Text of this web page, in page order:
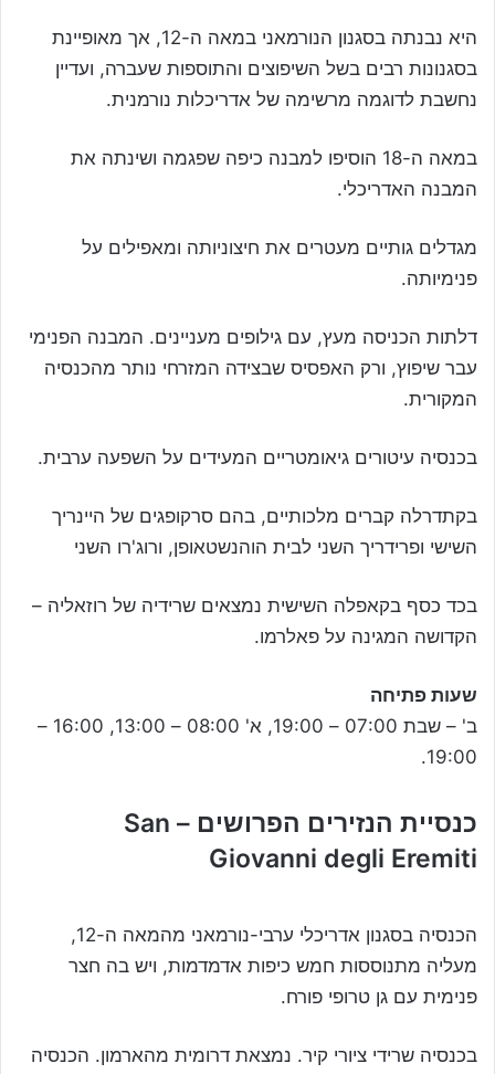
היא נבנתה בסגנון הנורמאני במאה ה-12, אך מאופיינת
בסגנונות רבים בשל השיפוצים והתוספות שעברה, ועדיין
נחשבת לדוגמה מרשימה של אדריכלות נורמנית.
במאה ה-18 הוסיפו למבנה כיפה שפגמה ושינתה את
המבנה האדריכלי.
מגדלים גותיים מעטרים את חיצוניותה ומאפילים על
פנימיותה.
דלתות הכניסה מעץ, עם גילופים מעניינים. המבנה הפנימי
עבר שיפוץ, ורק האפסיס שבצידה המזרחי נותר מהכנסיה
המקורית.
בכנסיה עיטורים גיאומטריים המעידים על השפעה ערבית.
בקתדרלה קברים מלכותיים, בהם סרקופגים של היינריך
השישי ופרידריך השני לבית הוהנשטאופן, ורוג'רו השני
בכד כסף בקאפלה השישית נמצאים שרידיה של רוזאליה –
הקדושה המגינה על פאלרמו.
שעות פתיחה
ב' – שבת 07:00 – 19:00, א' 08:00 – 13:00, 16:00 –
19:00.
כנסיית הנזירים הפרושים – San
Giovanni degli Eremiti
הכנסיה בסגנון אדריכלי ערבי-נורמאני מהמאה ה-12,
מעליה מתנוססות חמש כיפות אדמדמות, ויש בה חצר
פנימית עם גן טרופי פורח.
בכנסיה שרידי ציורי קיר. נמצאת דרומית מהארמון. הכנסיה